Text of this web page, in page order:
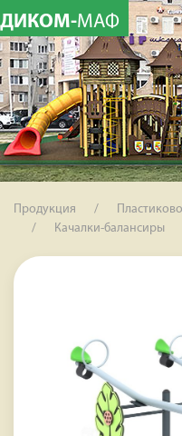
ДИКОМ-МАФ
Продукция
Качалки-балансиры